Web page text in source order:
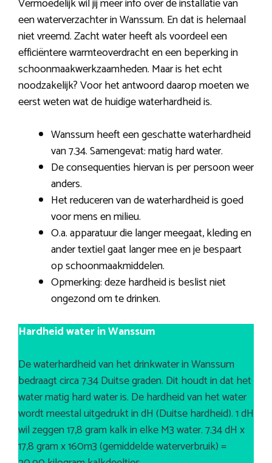
Vermoedelijk wil jij meer info over de installatie van
een waterverzachter in Wanssum. En dat is helemaal
niet vreemd. Zacht water heeft als voordeel een
efficiëntere warmteoverdracht en een beperking in
schoonmaakwerkzaamheden. Maar is het echt
noodzakelijk? Voor het antwoord daarop moeten we
eerst weten wat de huidige waterhardheid is.
Wanssum heeft een geschatte waterhardheid
van 7.34. Samengevat: matig hard water.
De consequenties hiervan is per persoon weer
anders.
Het reduceren van de waterhardheid is goed
voor mens en milieu.
O.a. apparatuur die langer meegaat, kleding en
ander textiel gaat langer mee en je bespaart
op schoonmaakmiddelen.
Opmerking: deze hardheid is beslist niet
ongezond om te drinken.
Hardheid water in Wanssum
De waterhardheid van het drinkwater in Wanssum
bedraagt circa 7.34 Duitse graden. Dit houdt in dat het
water matig hard water is. De hardheid van het water
wordt meestal uitgedrukt in dH (Duitse hardheid). 1 dH
wil zeggen 17,8 gram kalk in elke M3 water. 7.34 dH x
17,8 gram x 160m3 (gemiddelde waterverbruik) =